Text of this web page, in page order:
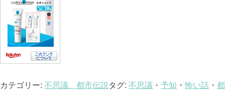
カテゴリー: 不思議、都市伝説 タグ: 不思議 ・ 予知 ・怖い話 ・ 都